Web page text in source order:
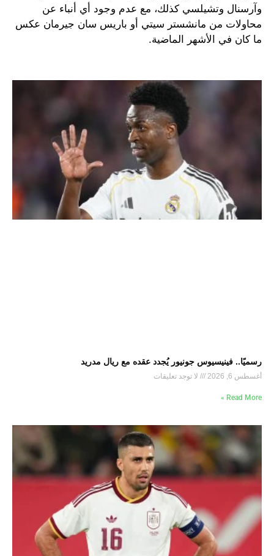
وآرسنال وتشيلسي كذلك، مع عدم وجود أي أنباء عن
محاولات من مانشستر سيتي أو باريس سان جيرمان عكس
ما كان في الأشهر الماضية.
رسميًا.. فينيسيوس جونيور يُجدد عقده مع ريال مدريد
أغسطس 6, 2026 لا توجد تعليقات
Read More »